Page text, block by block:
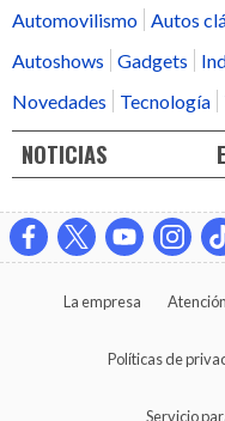
Automovilismo
Autos
Autoshows
Gadgets
Novedades
Tecnología
NOTICIAS
La empresa
Políticas de
Servicio